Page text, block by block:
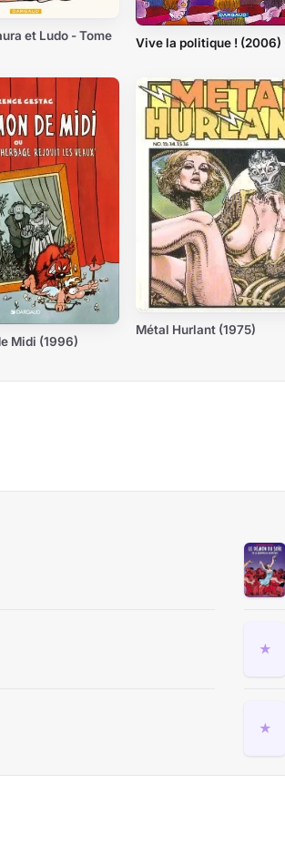
et Ludo - Tome
Vive la politique ! (2006)
Midi (1996)
Métal Hurlant (1975)